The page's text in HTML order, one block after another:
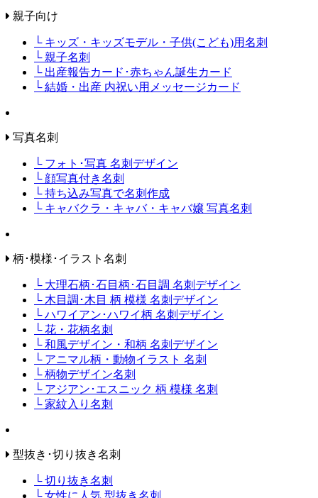
親子向け
└ キッズ・キッズモデル・子供(こども)用名刺
└ 親子名刺
└ 出産報告カード･赤ちゃん誕生カード
└ 結婚・出産 内祝い用メッセージカード
写真名刺
└ フォト･写真 名刺デザイン
└ 顔写真付き名刺
└ 持ち込み写真で名刺作成
└ キャバクラ・キャバ・キャバ嬢 写真名刺
柄･模様･イラスト名刺
└ 大理石柄･石目柄･石目調 名刺デザイン
└ 木目調･木目 柄 模様 名刺デザイン
└ ハワイアン･ハワイ柄 名刺デザイン
└ 花・花柄名刺
└ 和風デザイン・和柄 名刺デザイン
└ アニマル柄・動物イラスト 名刺
└ 柄物デザイン名刺
└ アジアン･エスニック 柄 模様 名刺
└ 家紋入り名刺
型抜き･切り抜き名刺
└ 切り抜き名刺
└ 女性に人気 型抜き名刺